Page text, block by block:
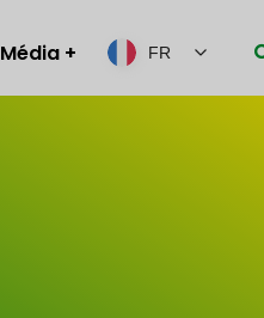
Média FR